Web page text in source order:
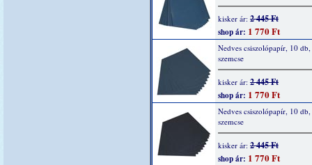
kisker ár: 2 445 Ft
shop ár: 1 770 Ft
Nedves csiszolópapír, 10
szemcse
kisker ár: 2 445 Ft
shop ár: 1 770 Ft
Nedves csiszolópapír, 10
szemcse
kisker ár: 2 445 Ft
shop ár: 1 770 Ft